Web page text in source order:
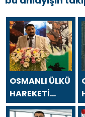
OSMANLI ÜLKÜ
HAREKETİ
FEDERASYONU